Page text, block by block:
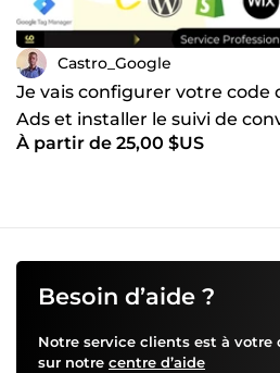
Castro_Google
Je vais configurer votre code
Ads et installer le suivi de
À partir de 25,00 $US
Besoin d’aide ?
Notre service clients est à votre
sur notre centre d’aide